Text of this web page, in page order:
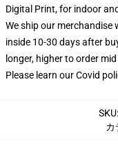
Digital Print, for indoor
We ship our merchandise
inside 10-30 days after
longer, higher to order
Please learn our Covid
SKU:
カ